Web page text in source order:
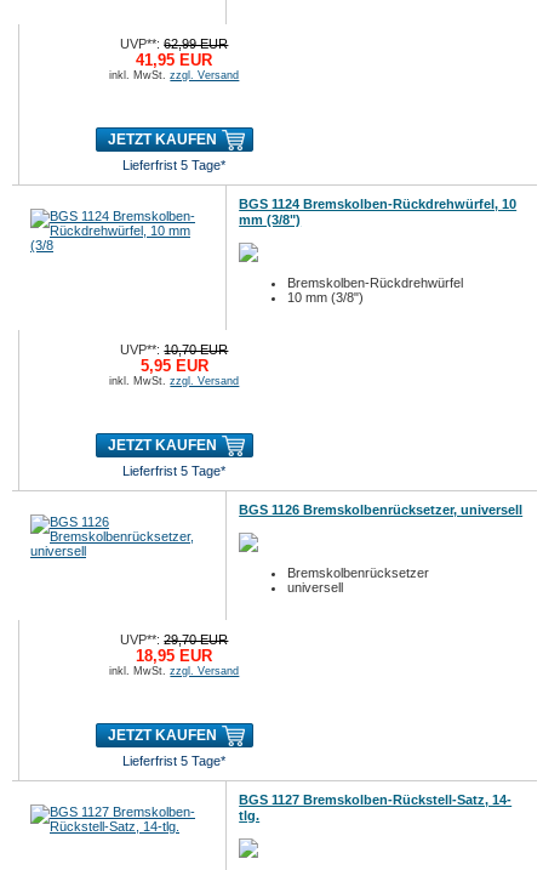
UVP**:62,99 EUR
41,95 EUR
inkl. MwSt.zzgl. Versand
JETZT KAUFEN
Lieferfrist 5 Tage*
BGS 1124 Bremskolben-Rückdrehwürfel, 10
mm (3/8")
Bremskolben-Rückdrehwürfel
10 mm (3/8")
UVP**:10,70 EUR
5,95 EUR
inkl. MwSt.zzgl. Versand
JETZT KAUFEN
Lieferfrist 5 Tage*
BGS 1126 Bremskolbenrücksetzer, universell
Bremskolbenrücksetzer
universell
UVP**:29,70 EUR
18,95 EUR
inkl. MwSt.zzgl. Versand
JETZT KAUFEN
Lieferfrist 5 Tage*
BGS 1127 Bremskolben-Rückstell-Satz, 14-
tlg.